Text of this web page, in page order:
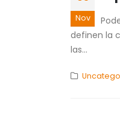
Nov
definen la
las...